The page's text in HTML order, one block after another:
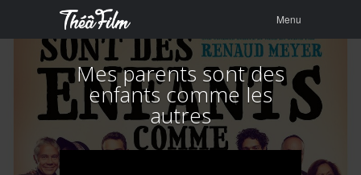
content
Menu
Mes parents sont des
enfants comme les
autres